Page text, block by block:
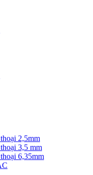
2,5mm
3,5 mm
6,35mm